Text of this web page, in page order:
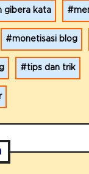
gibera kata
monetisasi blog
tips dan trik